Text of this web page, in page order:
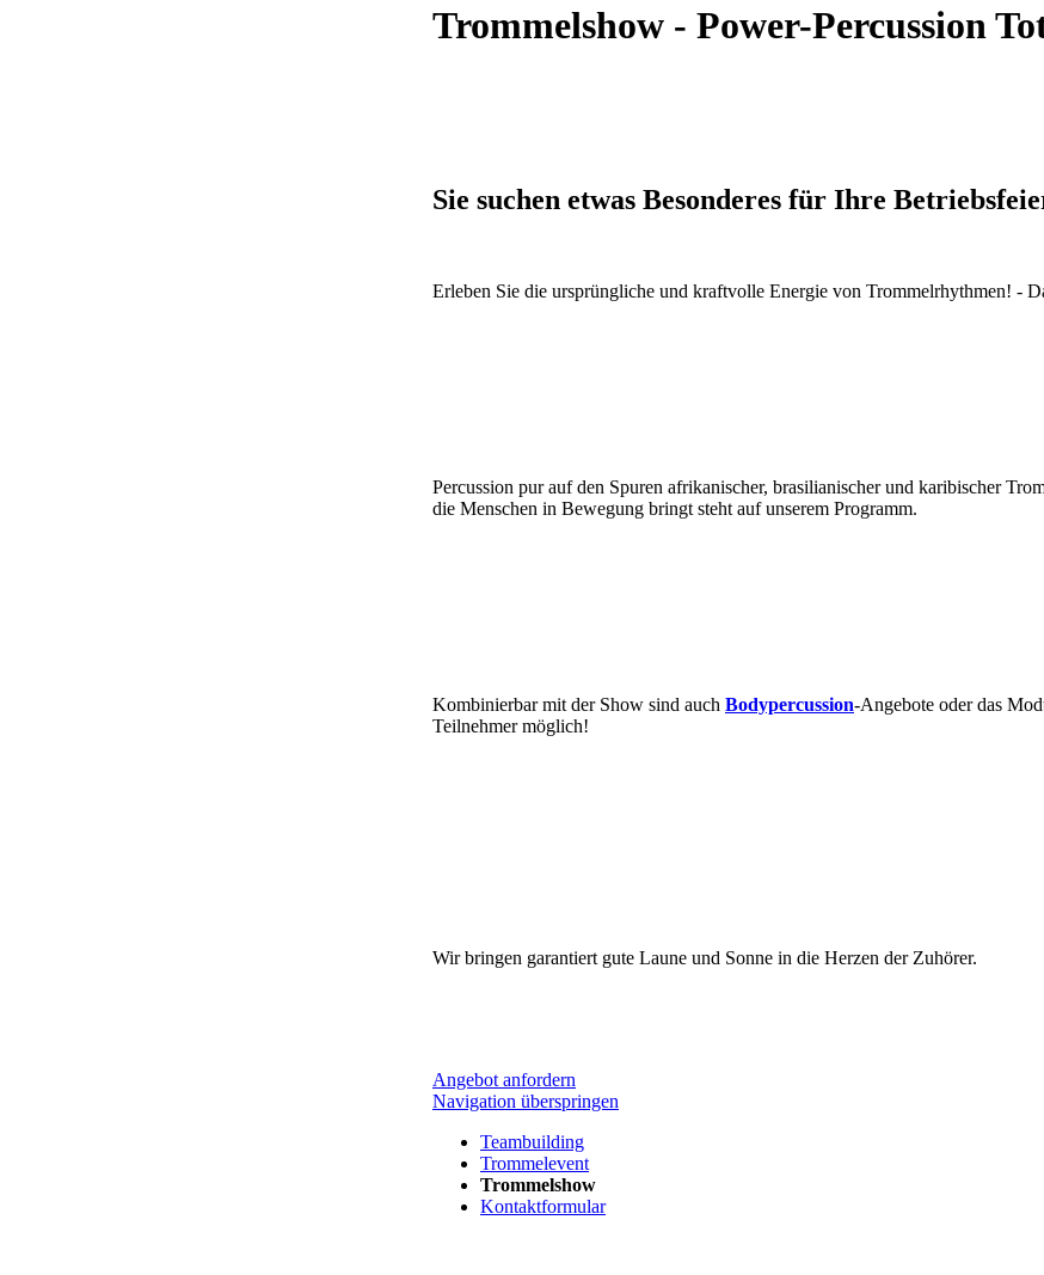
Trommelshow - Power-Percussion
Sie suchen etwas Besonderes für Ihre
Erleben Sie die ursprüngliche und kraftvolle Energie von Trommelrhythmen! -
Percussion pur auf den Spuren afrikanischer, brasilianischer und karibischer
die Menschen in Bewegung bringt steht auf unserem Programm.
Kombinierbar mit der Show sind auch Bodypercussion-Angebote oder das
Teilnehmer möglich!
Wir bringen garantiert gute Laune und Sonne in die Herzen der Zuhörer.
Angebot anfordern
Navigation überspringen
Teambuilding
Trommelevent
Trommelshow
Kontaktformular